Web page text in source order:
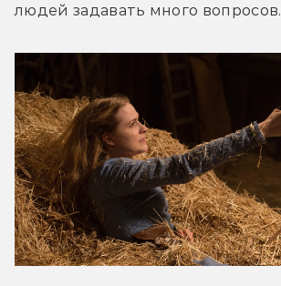
людей задавать много вопросов.